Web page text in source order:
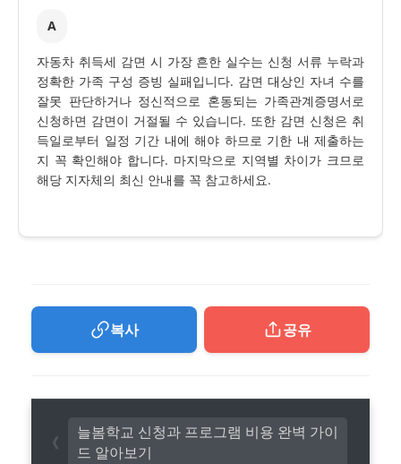
A
자동차 취득세 감면 시 가장 흔한 실수는 신청 서류 누락과
정확한 가족 구성 증빙 실패입니다. 감면 대상인 자녀 수를
잘못 판단하거나 정신적으로 혼동되는 가족관계증명서로
신청하면 감면이 거절될 수 있습니다. 또한 감면 신청은 취
득일로부터 일정 기간 내에 해야 하므로 기한 내 제출하는
지 꼭 확인해야 합니다. 마지막으로 지역별 차이가 크므로
해당 지자체의 최신 안내를 꼭 참고하세요.
복사 공유
늘봄학교 신청과 프로그램 비용 완벽 가이
드 알아보기